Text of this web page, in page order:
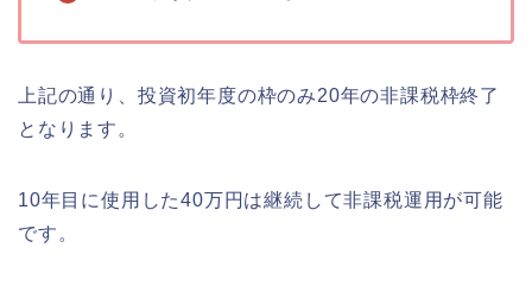
上記の通り、投資初年度の枠のみ20年の非課税枠終了
となります。
10年目に使用した40万円は継続して非課税運用が可能
です。